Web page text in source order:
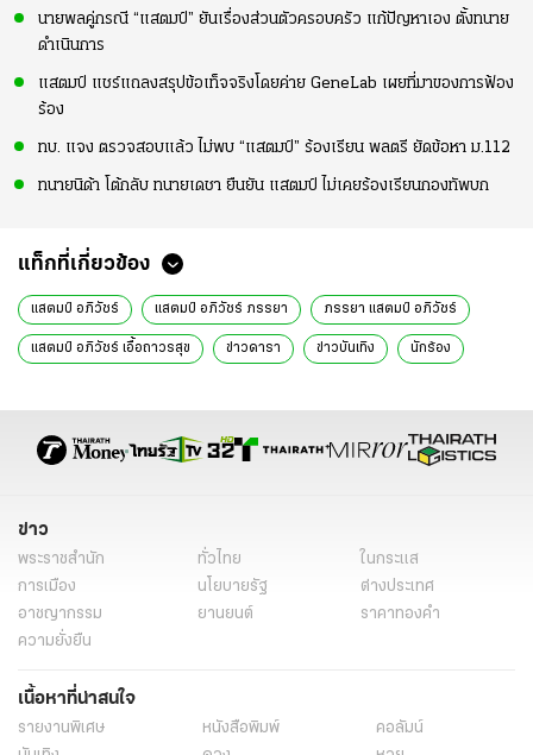
นายพลคู่กรณี “แสตมป์” ยันเรื่องส่วนตัวครอบครัว แก้ปัญหาเอง ตั้งทนาย
ดำเนินการ
แสตมป์ แชร์แถลงสรุปข้อเท็จจริงโดยค่าย GeneLab เผยที่มาของการฟ้อง
ร้อง
ทบ. แจง ตรวจสอบแล้ว ไม่พบ “แสตมป์” ร้องเรียน พลตรี ยัดข้อหา ม.112
ทนายนิด้า โต้กลับ ทนายเดชา ยืนยัน แสตมป์ ไม่เคยร้องเรียนกองทัพบก
แท็กที่เกี่ยวข้อง
แสตมป์ อภิวัชร์ แสตมป์ อภิวัชร์ ภรรยา ภรรยา แสตมป์ อภิวัชร์
แสตมป์ อภิวัชร์ เอื้อถาวรสุข ข่าวดารา ข่าวบันเทิง นักร้อง
ข่าว
พระราชสำนัก ทั่วไทย
ในกระแส
การเมือง
นโยบายรัฐ
ต่างประเทศ
อาชญากรรม
ยานยนต์
ราคาทองคำ
ความยั่งยืน
เนื้อหาที่น่าสนใจ
รายงานพิเศษ หนังสือพิมพ์
คอลัมน์